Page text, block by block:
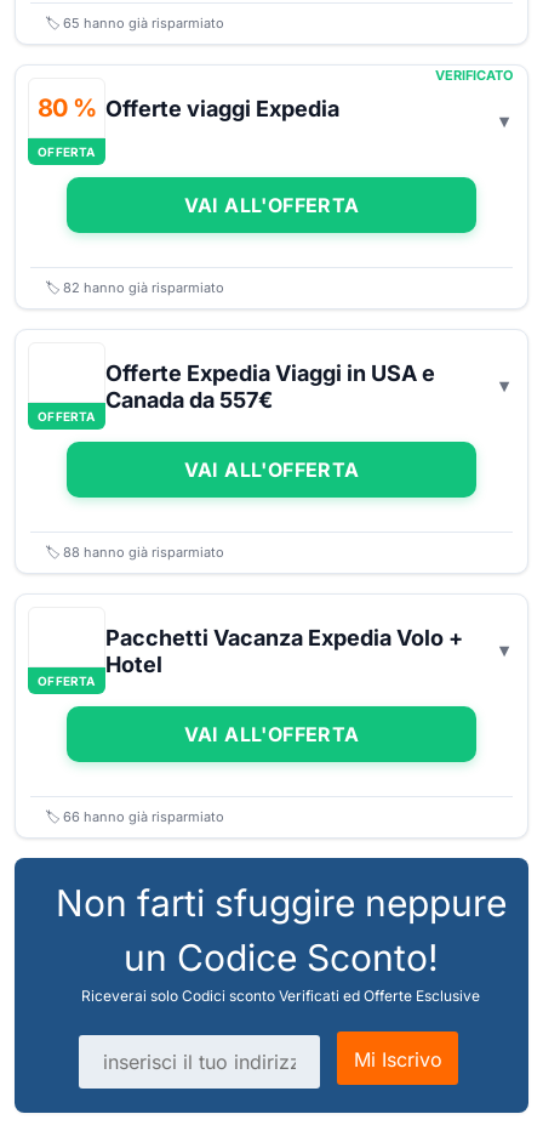
🏷️ 65 hanno già risparmiato
80 %
OFFERTA
VERIFICATO
Offerte viaggi Expedia
VAI ALL'OFFERTA
🏷️ 82 hanno già risparmiato
OFFERTA
Offerte Expedia Viaggi in USA e
Canada da 557€
VAI ALL'OFFERTA
🏷️ 88 hanno già risparmiato
OFFERTA
Pacchetti Vacanza Expedia Volo +
Hotel
VAI ALL'OFFERTA
🏷️ 66 hanno già risparmiato
Non farti sfuggire neppure
un Codice Sconto!
Riceverai solo Codici sconto Verificati ed Offerte Esclusive
Indirizzo email
Mi Iscrivo